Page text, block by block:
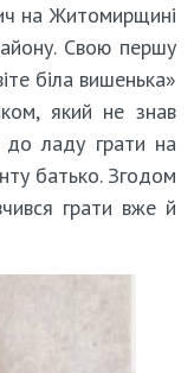
на Житомирщині
Свою першу
біла вишенька»
який не знав
до ладу грати на
батько. Згодом
грати вже й